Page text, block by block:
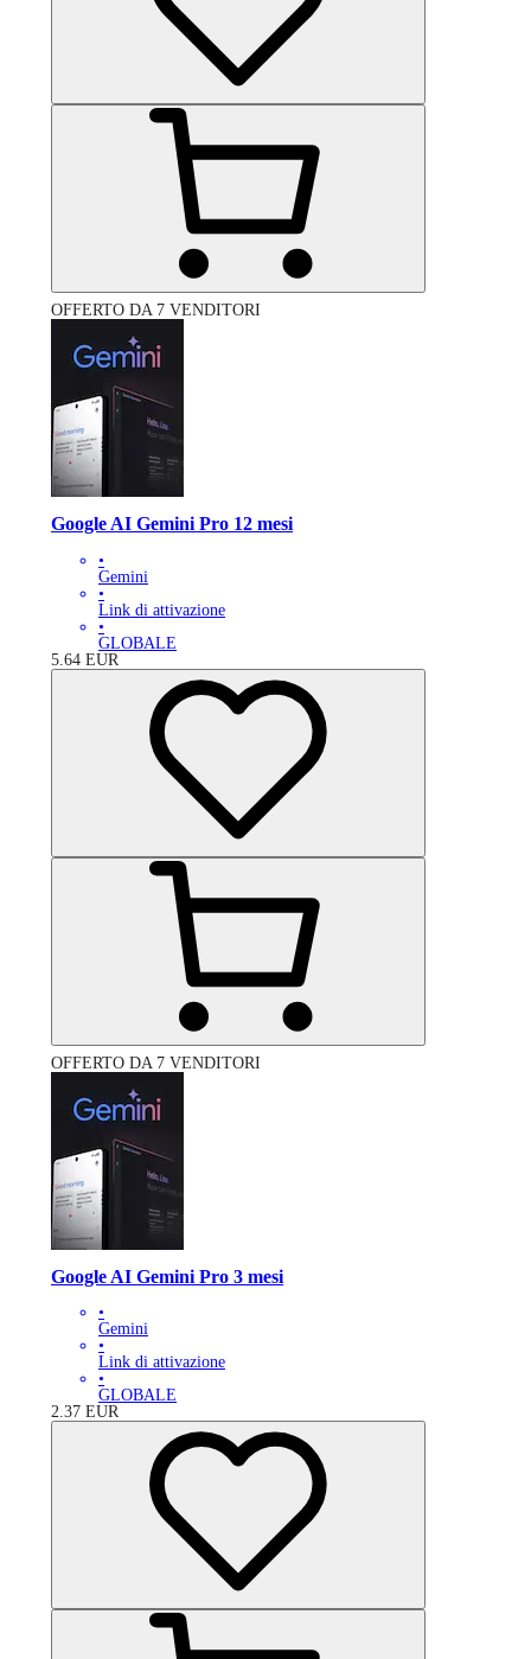
OFFERTO DA 7 VENDITORI
Google AI Gemini Pro 12 mesi
•
Gemini
•
Link di attivazione
•
GLOBALE
5.64 EUR
OFFERTO DA 7 VENDITORI
Google AI Gemini Pro 3 mesi
•
Gemini
•
Link di attivazione
•
GLOBALE
2.37 EUR